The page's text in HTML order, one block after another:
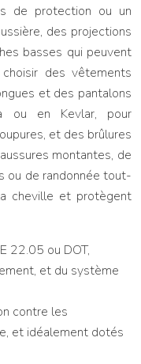
de protection ou un
des projections
basses qui peuvent
des vêtements
et des pantalons
ou en Kevlar, pour
et des brûlures
montantes, de
ou de randonnée tout-
cheville et protègent
22.05 ou DOT,
et du système
contre les
et idéalement dotés